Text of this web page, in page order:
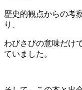
歴史的観点からの考
り、
わびさびの意味だけ
ていました。